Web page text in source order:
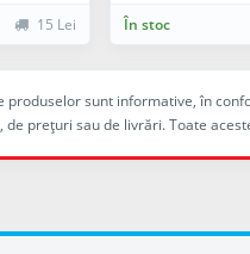
15 Lei În stoc
sunt informative, în
preţuri sau de livrări. Toate